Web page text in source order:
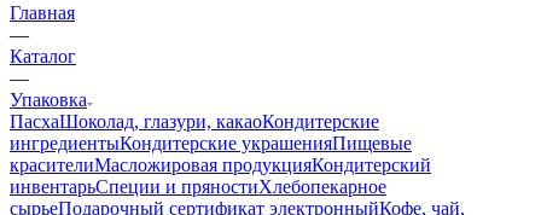
Главная
—
Каталог
—
Упаковка
ПасхаШоколад, глазури, какаоКондитерские
ингредиентыКондитерские украшенияПищевые
красителиМасложировая продукцияКондитерский
инвентарьСпеции и пряностиХлебопекарное
сырьеПодарочный сертификат электронныйКофе, чай,